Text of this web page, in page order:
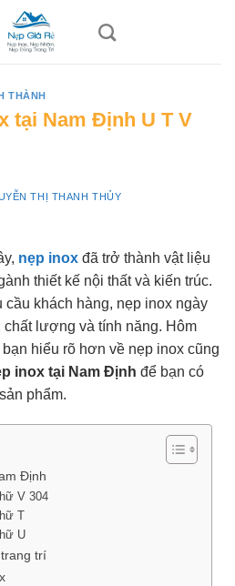
THÀNH
tại Nam Định U T V
THỊ THANH THỦY
nẹp inox đã trở thành vật liệu
thiết kế nội thất và kiến trúc.
khách hàng, nẹp inox ngày
chất lượng và tính năng. Hôm
hiểu rõ hơn về nẹp inox cũng
inox tại Nam Định để bạn có
phẩm.
Định
V 304
T
U
trí